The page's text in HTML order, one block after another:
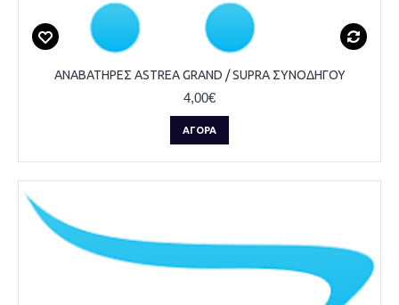
ΑΝΑΒΑΤΗΡΕΣ ASTREA GRAND / SUPRA ΣΥΝΟΔΗΓΟΥ
4,00€
ΑΓΟΡΆ